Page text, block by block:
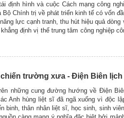
định hình và cuộc Cách mạng công
Bộ Chính trị về phát triển kinh tế có vốn
lực cạnh tranh, thu hút hiệu quả
định vị thế trung tâm công nghiệp
trường xưa - Điện Biên
những cung đường hướng về Điện
Anh hùng liệt sĩ đã ngã xuống vì độc
binh, thân nhân liệt sĩ, học sinh, sinh